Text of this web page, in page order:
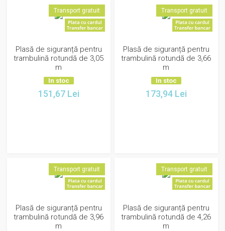
Transport gratuit
Plasă de siguranță pentru
trambulină rotundă de 3,05
m
In stoc
151,67 Lei
Transport gratuit
Plasă de siguranță pentru
trambulină rotundă de 3,66
m
In stoc
173,94 Lei
Transport gratuit
Plasă de siguranță pentru
trambulină rotundă de 3,96
m
Transport gratuit
Plasă de siguranță pentru
trambulină rotundă de 4,26
m